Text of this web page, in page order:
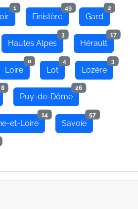
1
Finistère
49
Gard
2
Hautes Alpes
3
Hérault
17
Loire
0
Lot
4
Lozère
3
8
Puy-de-Dôme
26
et-Loire
14
Savoie
57